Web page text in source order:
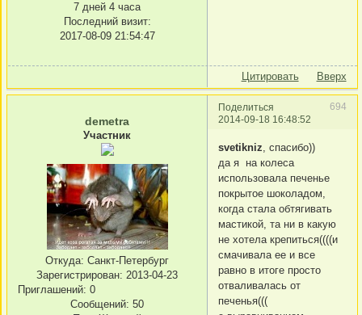
7 дней 4 часа
Последний визит:
2017-08-09 21:54:47
Цитировать Вверх
Поделиться
694
2014-09-18 16:48:52
demetra
Участник
Откуда: Санкт-Петербург
Зарегистрирован: 2013-04-23
Приглашений: 0
Сообщений: 50
svetikniz, спасибо))
да я на колеса
использовала печенье
покрытое шоколадом,
когда стала обтягивать
мастикой, та ни в какую
не хотела крепиться((((и
смачивала ее и все
равно в итоге просто
отваливалась от
печенья(((